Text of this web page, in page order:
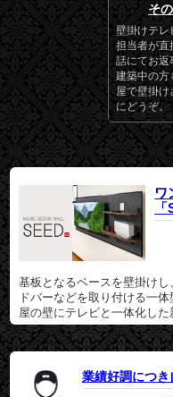
そ
壁掛けテレ
担当者が直
話にてお返
建築中の方
屋で壁掛け
にどうぞ。
ワ
基板となるベースを壁掛け
ドバーなどを取り付ける一
屋の壁にテレビと一体化した
業績好調につ